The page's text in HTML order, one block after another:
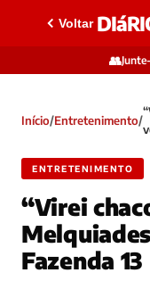
Voltar
👥
Início/Entretenimento/
ENTRETENIMENTO
“Virei
Fazenda 13